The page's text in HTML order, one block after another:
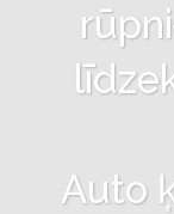
Auto